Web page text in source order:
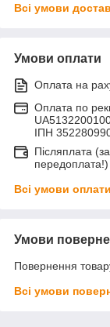
Всі умови
Умови оплати
Оплата на
Оплата по
ІПН
Післяплата
передоплата!)
Всі умови оплати
Умови
Повернення
Всі умови